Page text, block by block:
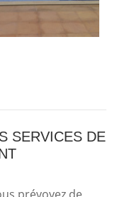
SERVICES DE